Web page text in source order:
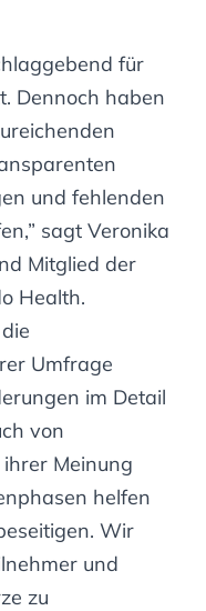
für
Dennoch haben
und fehlenden
sagt Veronika
Mitglied der
Health.
Umfrage
im Detail
von
Meinung
helfen
Wir
und
zu